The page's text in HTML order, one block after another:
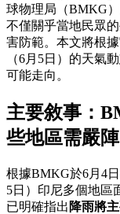
球物理局（BMKG
不僅關乎當地民眾
害防範。本文將根
（6月5日）的天氣
可能走向。
主要敘事：
些地區需嚴
根據BMKG於6月4
5日）印尼多個地區
已明確指出 降雨將